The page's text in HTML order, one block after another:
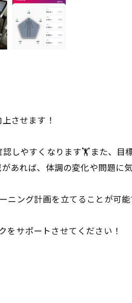
させます！
しやすくなります🏋️また、目
あれば、体調の変化や問題に
ニング計画を立てることが可能
をサポートさせてください！